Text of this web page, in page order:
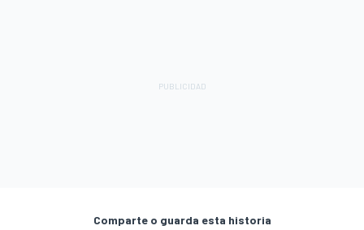
Comparte o guarda esta historia